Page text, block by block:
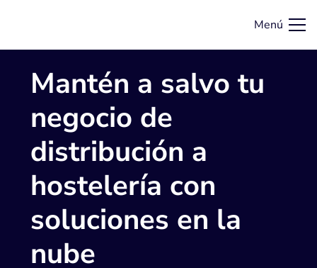
Menú
Mantén a salvo tu
negocio de
distribución a
hostelería con
soluciones en la
nube